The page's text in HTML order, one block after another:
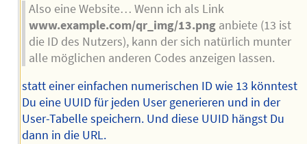
Also eine Website… Wenn ich als Link
www.example.com/qr_img/13.pnganbiete (13 ist
die ID des Nutzers), kann der sich natürlich munter
alle möglichen anderen Codes anzeigen lassen.
statt einer einfachen numerischen ID wie 13 könntest
Du eine UUID für jeden User generieren und in der
User-Tabelle speichern. Und diese UUID hängst Du
dann in die URL.